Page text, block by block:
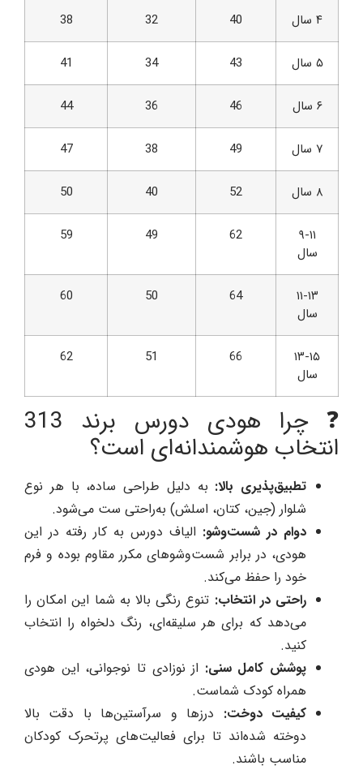
۴ سال 40
32
38
۵ سال 43
34
41
۶ سال 46
36
44
۷ سال 49
38
47
۸ سال 52
40
50
۹-۱۱
سال
62
49
59
۱۱-۱۳
سال
64
50
60
۱۳-۱۵
سال
66
51
62
❓ چرا هودی دورس برند 313
انتخاب هوشمندانه‌ای است؟
تطبیق‌پذیری بالا: به دلیل طراحی ساده، با هر نوع
شلوار (جین، کتان، اسلش) به‌راحتی ست می‌شود.
دوام در شست‌وشو: الیاف دورس به کار رفته در این
هودی، در برابر شست‌وشوهای مکرر مقاوم بوده و فرم
خود را حفظ می‌کند.
راحتی در انتخاب: تنوع رنگی بالا به شما این امکان را
می‌دهد که برای هر سلیقه‌ای، رنگ دلخواه را انتخاب
کنید.
پوشش کامل سنی: از نوزادی تا نوجوانی، این هودی
همراه کودک شماست.
کیفیت دوخت: درزها و سرآستین‌ها با دقت بالا
دوخته شده‌اند تا برای فعالیت‌های پرتحرک کودکان
مناسب باشند.